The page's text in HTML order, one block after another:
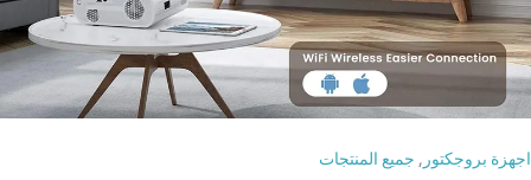
اجهزة بروجكتور , جميع المنتجات